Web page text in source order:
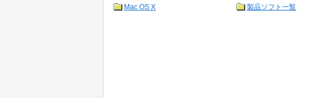
Mac OS X
製品ソフト一覧